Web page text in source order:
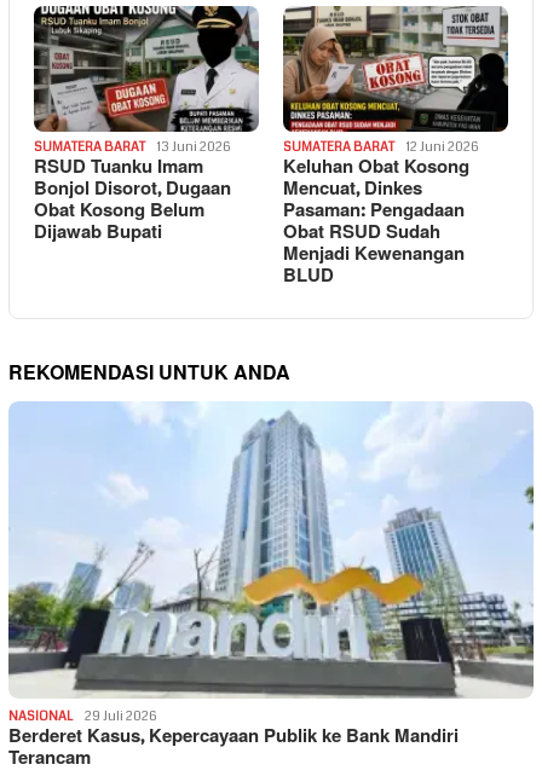
SUMATERA BARAT 13 Juni 2026
RSUD Tuanku Imam
Bonjol Disorot, Dugaan
Obat Kosong Belum
Dijawab Bupati
SUMATERA BARAT 12 Juni 2026
Keluhan Obat Kosong
Mencuat, Dinkes
Pasaman: Pengadaan
Obat RSUD Sudah
Menjadi Kewenangan
BLUD
REKOMENDASI UNTUK ANDA
NASIONAL 29 Juli 2026
Berderet Kasus, Kepercayaan Publik ke Bank Mandiri
Terancam